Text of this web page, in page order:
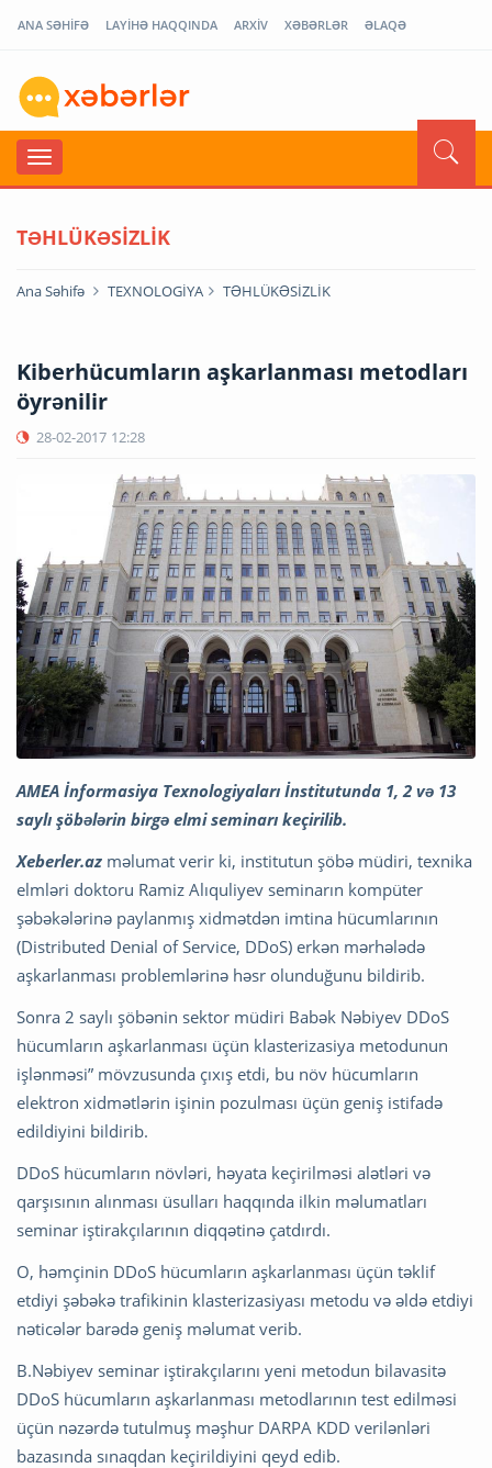
ANA SƏHİFƏ LAYİHƏ HAQQINDA ARXİV XƏBƏRLƏR ƏLAQƏ
TƏHLÜKƏSİZLİK
Ana Səhifə TEXNOLOGİYA TƏHLÜKƏSİZLİK
Kiberhücumların aşkarlanması metodları
öyrənilir
28-02-2017 12:28
AMEA İnformasiya Texnologiyaları İnstitutunda 1, 2 və 13
saylı şöbələrin birgə elmi seminarı keçirilib.
Xeberler.az məlumat verir ki, institutun şöbə müdiri, texnika
elmləri doktoru Ramiz Alıquliyev seminarın kompüter
şəbəkələrinə paylanmış xidmətdən imtina hücumlarının
(Distributed Denial of Service, DDoS) erkən mərhələdə
aşkarlanması problemlərinə həsr olunduğunu bildirib.
Sonra 2 saylı şöbənin sektor müdiri Babək Nəbiyev DDoS
hücumların aşkarlanması üçün klasterizasiya metodunun
işlənməsi” mövzusunda çıxış etdi, bu növ hücumların
elektron xidmətlərin işinin pozulması üçün geniş istifadə
edildiyini bildirib.
DDoS hücumların növləri, həyata keçirilməsi alətləri və
qarşısının alınması üsulları haqqında ilkin məlumatları
seminar iştirakçılarının diqqətinə çatdırdı.
O, həmçinin DDoS hücumların aşkarlanması üçün təklif
etdiyi şəbəkə trafikinin klasterizasiyası metodu və əldə etdiyi
nəticələr barədə geniş məlumat verib.
B.Nəbiyev seminar iştirakçılarını yeni metodun bilavasitə
DDoS hücumların aşkarlanması metodlarının test edilməsi
üçün nəzərdə tutulmuş məşhur DARPA KDD verilənləri
bazasında sınaqdan keçirildiyini qeyd edib.